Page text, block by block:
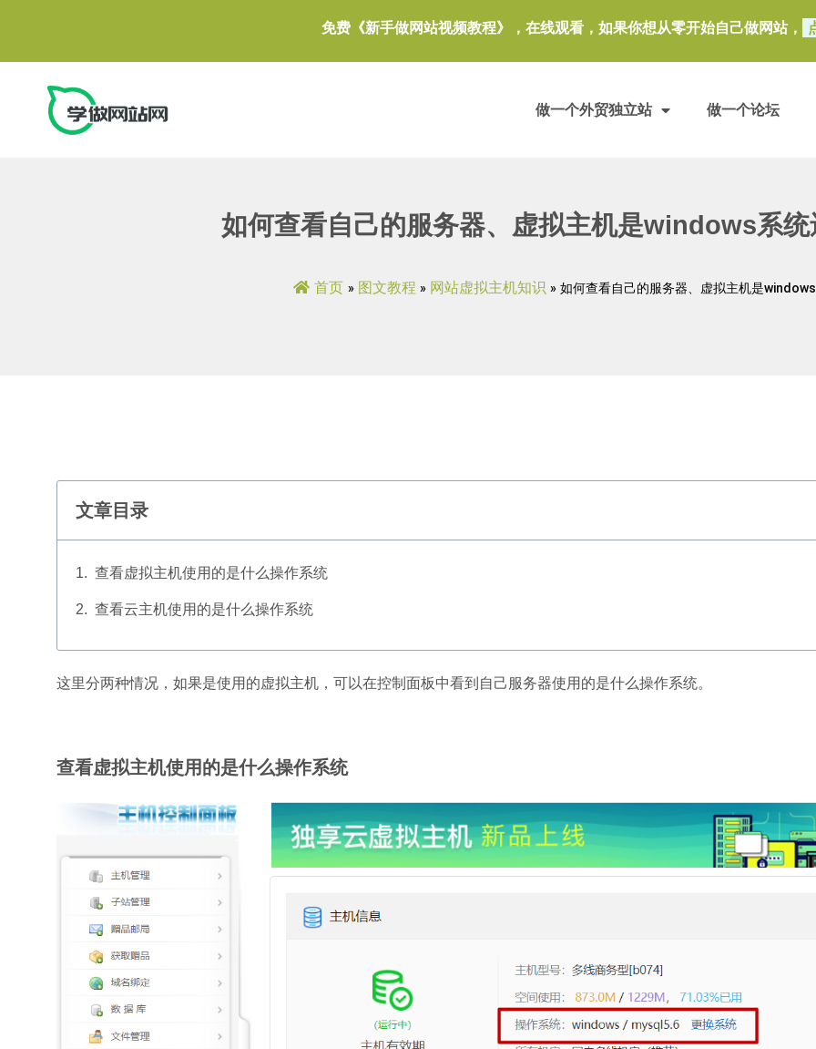
免费《新手做网站视频教程》，在线观看，如果你想从零开始自己做网站，
做一个外贸独立站 做一个论坛
如何查看自己的服务器、虚拟主机是windows系
首页 » 图文教程 » 网站虚拟主机知识 » 如何查看自己的服务器、虚拟主机是
文章目录
查看虚拟主机使用的是什么操作系统
查看云主机使用的是什么操作系统
这里分两种情况，如果是使用的虚拟主机，可以在控制面板中看到自己服务器使用的是什么操作系统。
查看虚拟主机使用的是什么操作系统